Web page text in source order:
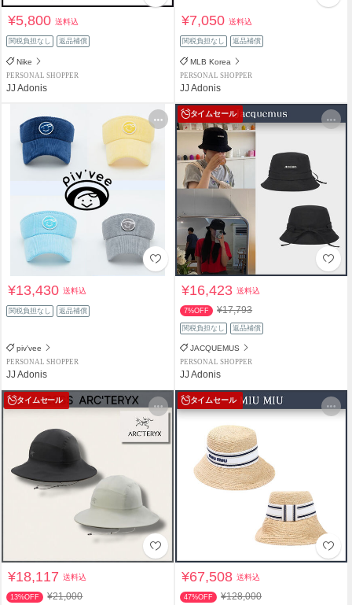
¥5,800送料込
関税負担なし 返品補償
Nike
PERSONAL SHOPPER
JJ Adonis
¥7,050送料込
関税負担なし 返品補償
MLB Korea
PERSONAL SHOPPER
JJ Adonis
¥13,430送料込
関税負担なし 返品補償
piv'vee
PERSONAL SHOPPER
JJ Adonis
タイムセール
¥16,423送料込
7%OFF ¥17,793
関税負担なし 返品補償
JACQUEMUS
PERSONAL SHOPPER
JJ Adonis
タイムセール
¥18,117送料込
13%OFF ¥21,000
タイムセール
¥67,508送料込
47%OFF ¥128,000